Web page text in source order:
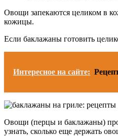
Овощи запекаются целиком в
кожицы.
Если баклажаны готовить
Интересное на сайте:
Овощи (перцы и баклажаны)
узнать, сколько еще держать